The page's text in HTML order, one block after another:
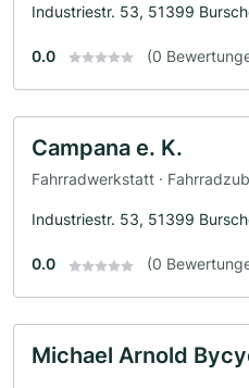
Industriestr. 53, 51399
0.0 (0
Campana e. K.
Fahrradwerkstatt ·
Industriestr. 53, 51399
0.0 (0
Michael Arnold